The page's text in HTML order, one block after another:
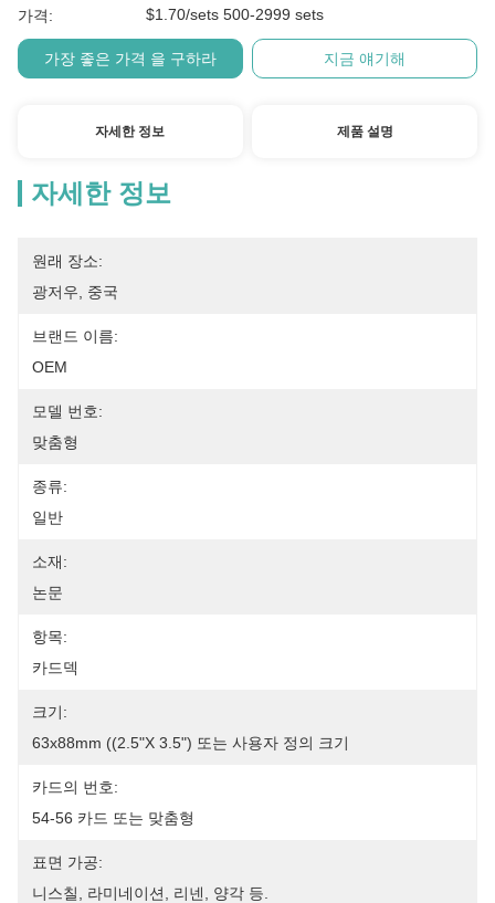
가격: $1.70/sets 500-2999 sets
가장 좋은 가격 을 구하라 지금 얘기해
자세한 정보 제품 설명
자세한 정보
원래 장소:
광저우, 중국
브랜드 이름:
OEM
모델 번호:
맞춤형
종류:
일반
소재:
논문
항목:
카드덱
크기:
63x88mm ((2.5"x 3.5") 또는 사용자 정의 크기
카드의 번호:
54-56 카드 또는 맞춤형
표면 가공:
니스칠, 라미네이션, 리넨, 양각 등.